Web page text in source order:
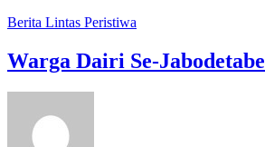
Berita Lintas Peristiwa
Warga Dairi Se-